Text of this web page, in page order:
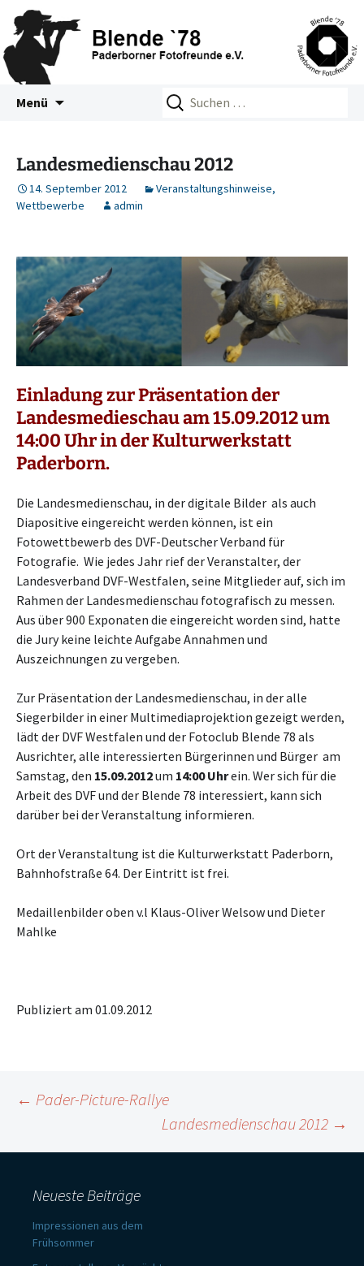
Blende 78 – Paderborner
Menü
Suchen
nach:
Landesmedienschau 2012
14. September 2012 Veranstaltungshinweise,
Wettbewerbe
admin
Einladung zur Präsentation der
Landesmedieschau am 15.09.2012 um
14:00 Uhr in der Kulturwerkstatt
Paderborn.
Die Landesmedienschau, in der digitale Bilder als auch
Diapositive eingereicht werden können, ist ein
Fotowettbewerb des DVF-Deutscher Verband für
Fotografie. Wie jedes Jahr rief der Veranstalter, der
Landesverband DVF-Westfalen, seine Mitglieder auf, sich im
Rahmen der Landesmedienschau fotografisch zu messen.
Aus über 900 Exponaten die eingereicht worden sind, hatte
die Jury keine leichte Aufgabe Annahmen und
Auszeichnungen zu vergeben.
Zur Präsentation der Landesmedienschau, in der alle
Siegerbilder in einer Multimediaprojektion gezeigt werden,
lädt der DVF Westfalen und der Fotoclub Blende 78 als
Ausrichter, alle interessierten Bürgerinnen und Bürger am
Samstag, den 15.09.2012um 14:00 Uhrein. Wer sich für die
Arbeit des DVF und der Blende 78 interessiert, kann sich
darüber bei der Veranstaltung informieren.
Ort der Veranstaltung ist die Kulturwerkstatt Paderborn,
Bahnhofstraße 64. Der Eintritt ist frei.
Medaillenbilder oben v.l Klaus-Oliver Welsow und Dieter
Mahlke
Publiziert am 01.09.2012
Beitragsnavigation
← Pader-Picture-Rallye
Landesmedienschau 2012 →
Neueste Beiträge
Impressionen aus dem
Frühsommer